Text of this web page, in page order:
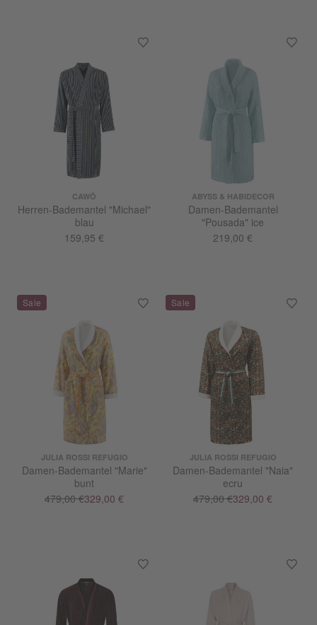
CAWÖ
Herren-Bademantel "Michael"
blau
159,95 €
ABYSS & HABIDECOR
Damen-Bademantel
"Pousada" ice
219,00 €
JULIA ROSSI REFUGIO
Damen-Bademantel "Marie"
bunt
479,00 €329,00 €
JULIA ROSSI REFUGIO
Damen-Bademantel "Naia"
ecru
479,00 €329,00 €